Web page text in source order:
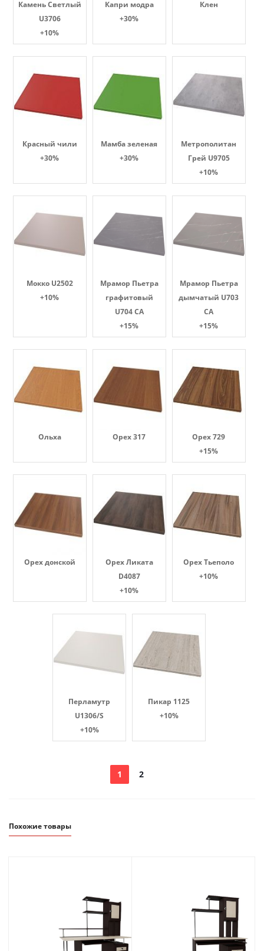
Камень Светлый
U3706
+10%
Капри модра
+30%
Клен
Красный чили
+30%
Мамба зеленая
+30%
Метрополитан
Грей U9705
+10%
Мокко U2502
+10%
Мрамор Пьетра
графитовый
U704 CA
+15%
Мрамор Пьетра
дымчатый U703
CA
+15%
Ольха Орех 317
Орех 729
+15%
Орех донской
Орех Ликата
D4087
+10%
Орех Тьеполо
+10%
Перламутр
U1306/S
+10%
Пикар 1125
+10%
1 2
Похожие товары